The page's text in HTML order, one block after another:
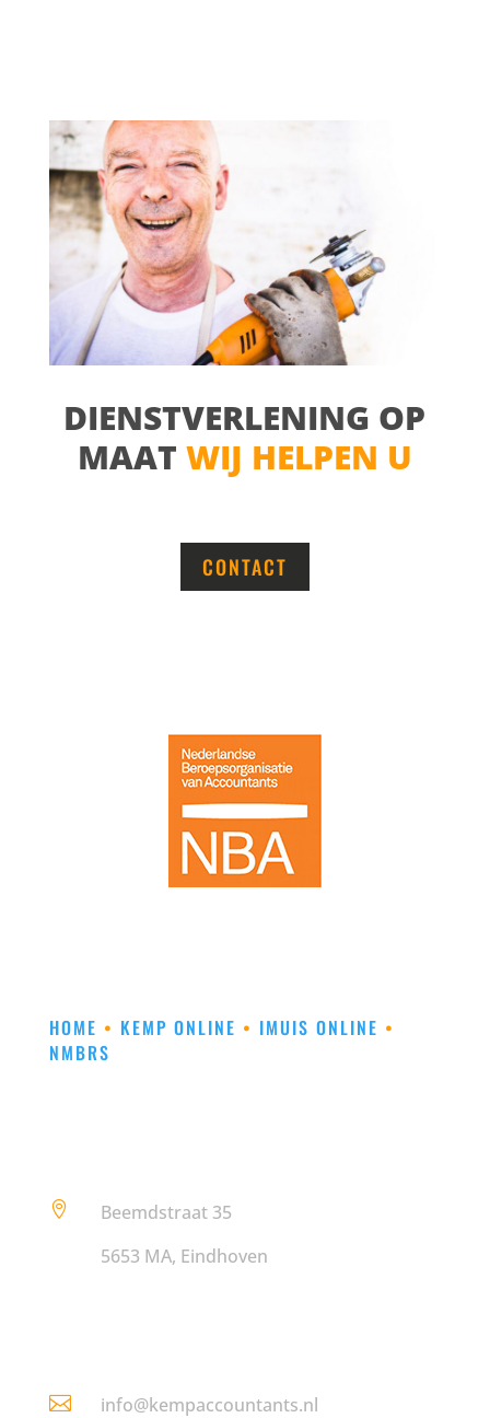
DIENSTVERLENING OP
MAAT WIJ HELPEN U
CONTACT
HOME • KEMP ONLINE • IMUIS ONLINE •
NMBRS

Beemdstraat 35
5653 MA, Eindhoven
 info@kempaccountants.nl